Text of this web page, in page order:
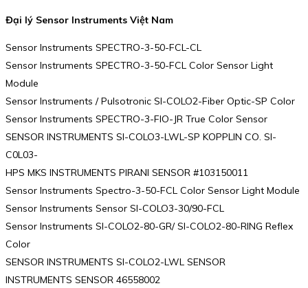
Đại lý Sensor Instruments Việt Nam
Sensor Instruments SPECTRO-3-50-FCL-CL
Sensor Instruments SPECTRO-3-50-FCL Color Sensor Light
Module
Sensor Instruments / Pulsotronic SI-COLO2-Fiber Optic-SP Color
Sensor Instruments SPECTRO-3-FIO-JR True Color Sensor
SENSOR INSTRUMENTS SI-COLO3-LWL-SP KOPPLIN CO. SI-
C0L03-
HPS MKS INSTRUMENTS PIRANI SENSOR #103150011
Sensor Instruments Spectro-3-50-FCL Color Sensor Light Module
Sensor Instruments Sensor SI-COLO3-30/90-FCL
Sensor Instruments SI-COLO2-80-GR/ SI-COLO2-80-RING Reflex
Color
SENSOR INSTRUMENTS SI-COLO2-LWL SENSOR
INSTRUMENTS SENSOR 46558002